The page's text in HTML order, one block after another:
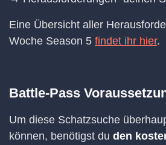
Eine Übersicht aller
Woche Season 5 findet ihr hier.
Battle-Pass
Um diese Schatzsuche
können, benötigst du den